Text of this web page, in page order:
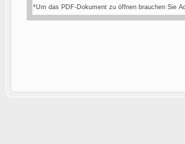
*Um das PDF-Dokument zu öffnen brauchen Sie